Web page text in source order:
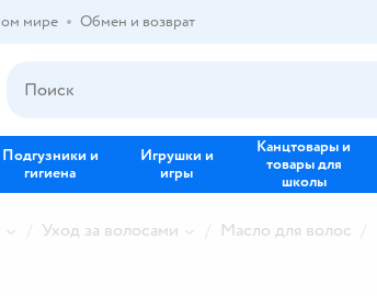
мире Обмен и возврат
Подгузники и
гигиена
Игрушки и
игры
Канцтовары и
товары для
школы
Уход за волосами Масло для волос